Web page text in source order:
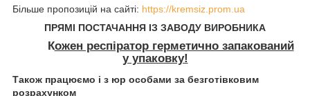
Більше пропозицій на сайті: https://kremsiz.prom.ua
ПРЯМІ ПОСТАЧАННЯ ІЗ ЗАВОДУ ВИРОБНИКА
Кожен респіратор герметично запакований
у упаковку!
Також працюємо і з юр особами за безготівковим
розрахунком